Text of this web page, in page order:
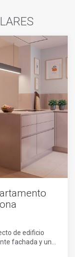
de edificio
fachada y un